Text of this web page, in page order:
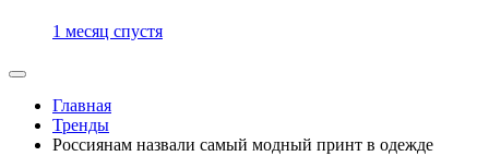
1 месяц спустя
Главная
Тренды
Россиянам назвали самый модный принт в одежде